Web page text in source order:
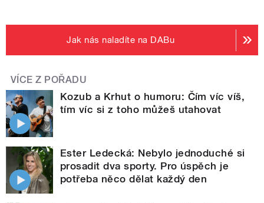
Jak nás naladíte na DABu
VÍCE Z POŘADU
Kozub a Krhut o humoru: Čím víc víš,
tím víc si z toho můžeš utahovat
Ester Ledecká: Nebylo jednoduché si
prosadit dva sporty. Pro úspěch je
potřeba něco dělat každý den